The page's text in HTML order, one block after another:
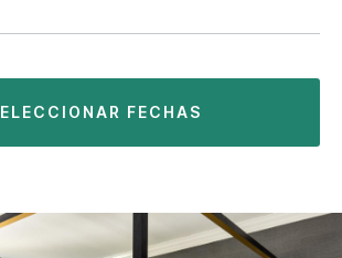
SELECCIONAR FECHAS